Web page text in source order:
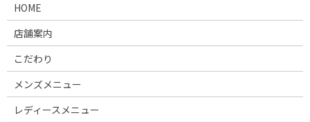
HOME
店舗案内
こだわり
メンズメニュー
レディースメニュー